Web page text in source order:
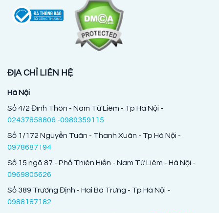
ĐỊA CHỈ LIÊN HỆ
Hà Nội
Số 4/2 Đình Thôn - Nam Từ Liêm - Tp Hà Nội -
02437858806 -0989359115
Số 1/172 Nguyễn Tuân - Thanh Xuân - Tp Hà Nội -
0978687194
Số 15 ngõ 87 - Phố Thiên Hiền - Nam Từ Liêm - Hà Nội -
0969805626
Số 389 Trương Định - Hai Bà Trưng - Tp Hà Nội -
0988187182